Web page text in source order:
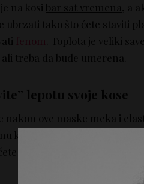
na kosi bar sat vremena, a
ubrzati tako što ćete staviti
fenom . Toplota je veliki
treba da bude umerena.
lepotu svoje kose
nakon ove maske meka i
kosu. Probajte je, ovako
pronaći.